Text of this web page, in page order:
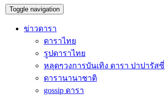
Toggle navigation
ข่าวดารา
ดาราไทย
รูปดาราไทย
หลุดๆวงการบันเทิง ดารา ปาปารัสซี่
ดารานานาชาติ
gossip ดารา